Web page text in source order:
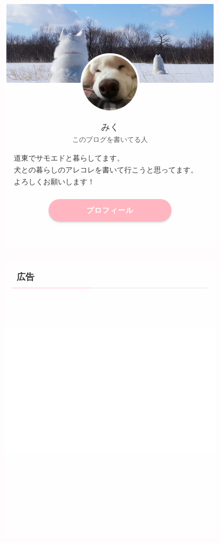
みく
このブログを書いてる人
道東でサモエドと暮らしてます。
犬との暮らしのアレコレを書いて行こうと思ってます。
よろしくお願いします！
プロフィール
広告